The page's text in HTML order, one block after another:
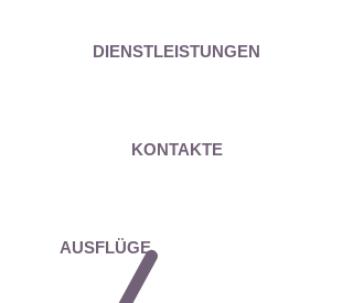
DIENSTLEISTUNGEN
KONTAKTE
AUSFLÜGE